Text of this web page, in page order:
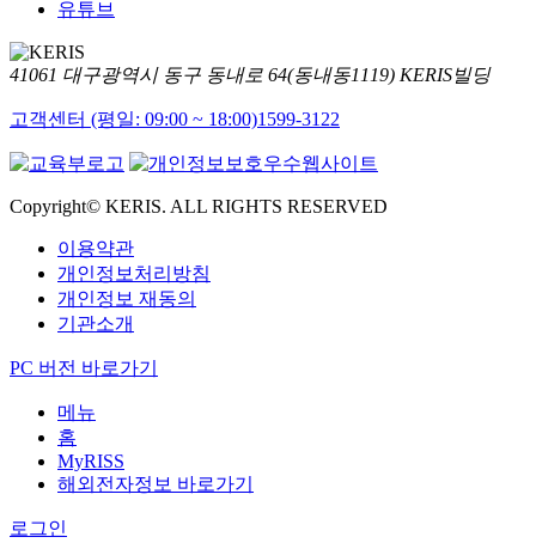
유튜브
41061 대구광역시 동구 동내로 64(동내동1119) KERIS빌딩
고객센터 (평일: 09:00 ~ 18:00)1599-3122
Copyright© KERIS. ALL RIGHTS RESERVED
이용약관
개인정보처리방침
개인정보 재동의
기관소개
PC 버전 바로가기
메뉴
홈
MyRISS
해외전자정보 바로가기
로그인